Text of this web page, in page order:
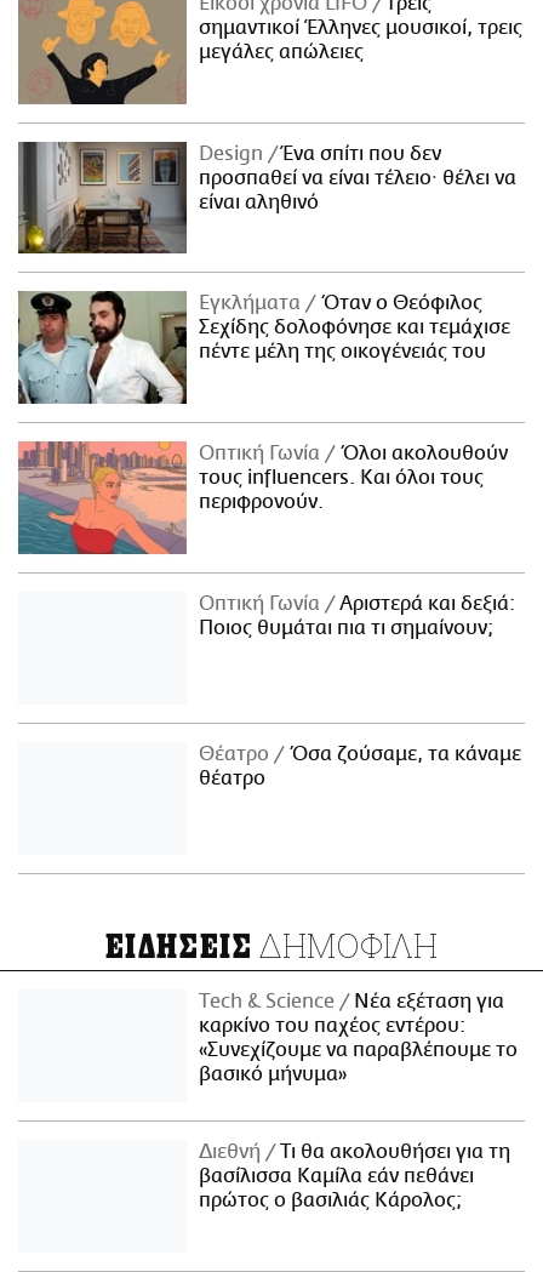
σημαντικοί Έλληνες μουσικοί, τρεις
μεγάλες απώλειες
Design
Ένα σπίτι που δεν
προσπαθεί να είναι τέλειο· θέλει να
είναι αληθινό
Εγκλήματα
Όταν ο Θεόφιλος
Σεχίδης δολοφόνησε και τεμάχισε
πέντε μέλη της οικογένειάς του
Οπτική Γωνία
Όλοι ακολουθούν
τους influencers. Και όλοι τους
περιφρονούν.
Οπτική Γωνία
Αριστερά και δεξιά:
Ποιος θυμάται πια τι σημαίνουν;
Θέατρο
Όσα ζούσαμε, τα κάναμε
θέατρο
ΕΙΔΗΣΕΙΣ ΔΗΜΟΦΙΛΗ
Τech & Science
Νέα εξέταση για
καρκίνο του παχέος εντέρου:
«Συνεχίζουμε να παραβλέπουμε το
βασικό μήνυμα»
Διεθνή
Τι θα ακολουθήσει για τη
βασίλισσα Καμίλα εάν πεθάνει
πρώτος ο βασιλιάς Κάρολος;